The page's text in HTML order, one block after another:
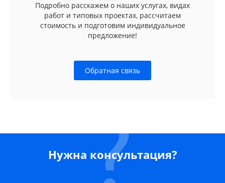
Подробно расскажем о наших услугах, видах
работ и типовых проектах, рассчитаем
стоимость и подготовим индивидуальное
предложение!
Обратная связь
Нужна консультация?